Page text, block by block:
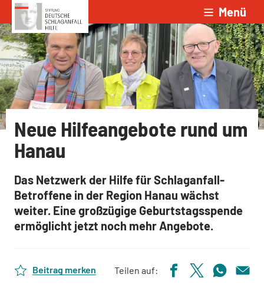
Zum Inhalt springen Menü
Neue Hilfeangebote rund um
Hanau
Das Netzwerk der Hilfe für Schlaganfall-
Betroffene in der Region Hanau wächst
weiter. Eine großzügige Geburtstagsspende
ermöglicht jetzt noch mehr Angebote.
Beitrag merken Teilen auf: